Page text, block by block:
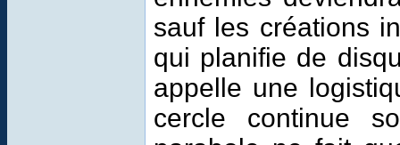
sauf les créations
qui planifie de
appelle une
cercle continue